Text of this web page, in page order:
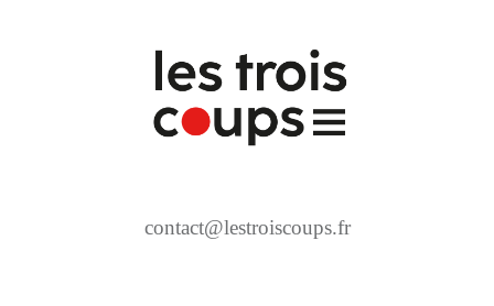
contact@lestroiscoups.fr